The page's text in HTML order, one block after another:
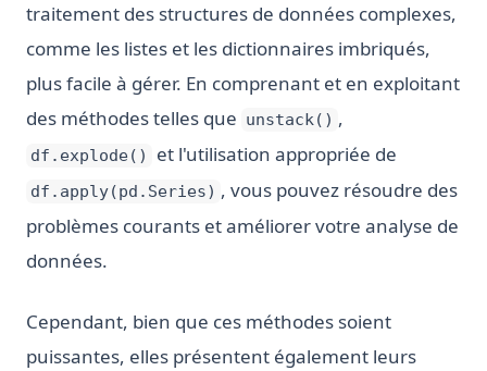
traitement des structures de données complexes,
comme les listes et les dictionnaires imbriqués,
plus facile à gérer. En comprenant et en exploitant
des méthodes telles que unstack() ,
df.explode() et l'utilisation appropriée de
df.apply(pd.Series) , vous pouvez résoudre des
problèmes courants et améliorer votre analyse de
données.
Cependant, bien que ces méthodes soient
puissantes, elles présentent également leurs